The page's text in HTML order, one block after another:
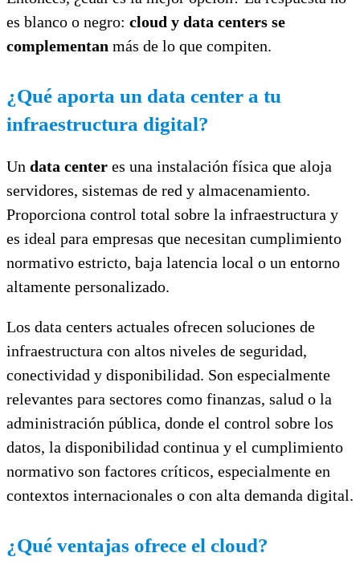
es blanco o negro: cloud y data centers se
complementan más de lo que compiten.
¿Qué aporta un data center a tu
infraestructura digital?
Un data center es una instalación física que aloja
servidores, sistemas de red y almacenamiento.
Proporciona control total sobre la infraestructura y
es ideal para empresas que necesitan cumplimiento
normativo estricto, baja latencia local o un entorno
altamente personalizado.
Los data centers actuales ofrecen soluciones de
infraestructura con altos niveles de seguridad,
conectividad y disponibilidad. Son especialmente
relevantes para sectores como finanzas, salud o la
administración pública, donde el control sobre los
datos, la disponibilidad continua y el cumplimiento
normativo son factores críticos, especialmente en
contextos internacionales o con alta demanda digital.
¿Qué ventajas ofrece el cloud?